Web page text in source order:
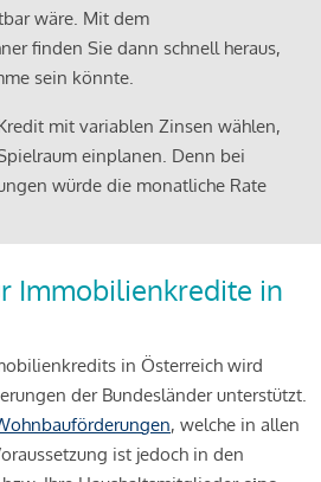
wäre. Mit dem
finden Sie dann schnell heraus,
sein könnte.
mit variablen Zinsen wählen,
einplanen. Denn bei
würde die monatliche Rate
Immobilienkredite in
in Österreich wird
der Bundesländer unterstützt.
, welche in allen
ist jedoch in den